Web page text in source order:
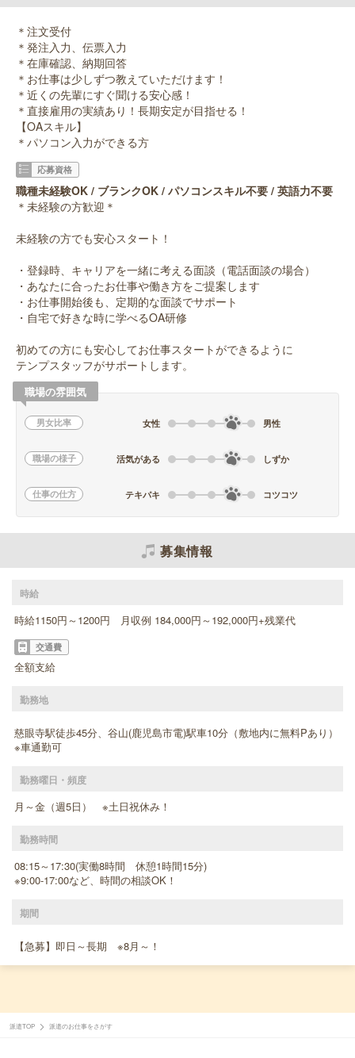
＊注文受付
＊発注入力、伝票入力
＊在庫確認、納期回答
＊お仕事は少しずつ教えていただけます！
＊近くの先輩にすぐ聞ける安心感！
＊直接雇用の実績あり！長期安定が目指せる！
【OAスキル】
＊パソコン入力ができる方
応募資格
職種未経験OK / ブランクOK / パソコンスキル不要 / 英語力不要
＊未経験の方歓迎＊
未経験の方でも安心スタート！
・登録時、キャリアを一緒に考える面談（電話面談の場合）
・あなたに合ったお仕事や働き方をご提案します
・お仕事開始後も、定期的な面談でサポート
・自宅で好きな時に学べるOA研修
初めての方にも安心してお仕事スタートができるように
テンプスタッフがサポートします。
職場の雰囲気
男女比率 女性 男性
職場の様子 活気がある しずか
仕事の仕方 テキパキ コツコツ
募集情報
時給
時給1150円～1200円 月収例 184,000円～192,000円+残業代
交通費
全額支給
勤務地
慈眼寺駅徒歩45分、谷山(鹿児島市電)駅車10分（敷地内に無料Pあり）
※車通勤可
勤務曜日・頻度
月～金（週5日） ※土日祝休み！
勤務時間
08:15～17:30(実働8時間 休憩1時間15分)
※9:00-17:00など、時間の相談OK！
期間
【急募】即日～長期 ※8月～！
派遣TOP 派遣のお仕事をさがす